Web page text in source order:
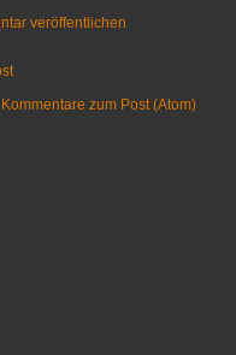
veröffentlichen
Kommentare zum Post (Atom)